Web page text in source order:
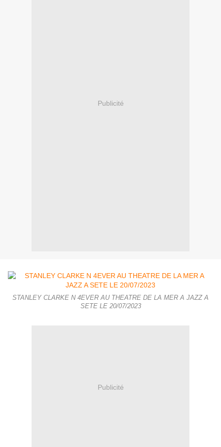
Publicité
STANLEY CLARKE N 4EVER AU THEATRE DE LA MER A JAZZ A
SETE LE 20/07/2023
Publicité